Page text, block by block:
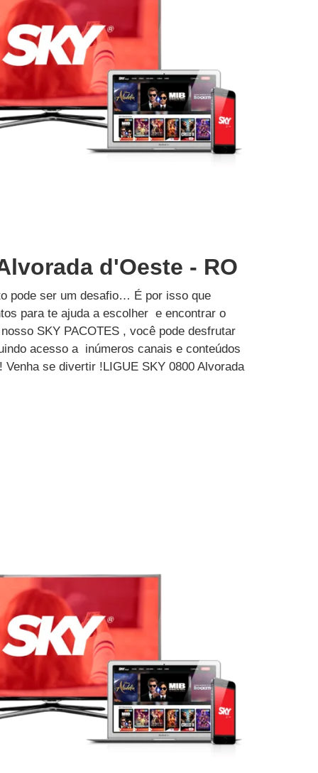
d'Oeste - RO
pode ser um desafio… É por isso que
para te ajuda a escolher e encontrar o
SKY PACOTES , você pode desfrutar
acesso a inúmeros canais e conteúdos
se divertir !LIGUE SKY 0800 Alvorada